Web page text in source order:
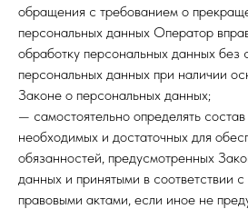
обращения с требованием о
персональных данных Оператор
обработку персональных данных без
персональных данных при наличии
Законе о персональных данных;
— самостоятельно определять
необходимых и достаточных для
обязанностей, предусмотренных
данных и принятыми в соответствии
правовыми актами, если иное не